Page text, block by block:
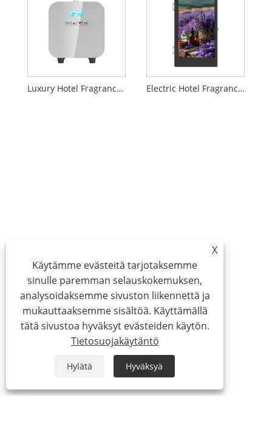
Luxury Hotel Fragrance Oil Diffuser Electric Hotel Fragrance Oil Diffuser
X
Käytämme evästeitä tarjotaksemme
sinulle paremman selauskokemuksen,
analysoidaksemme sivuston liikennettä ja
mukauttaaksemme sisältöä. Käyttämällä
tätä sivustoa hyväksyt evästeiden käytön.
Tietosuojakäytäntö
Hylätä Hyväksyä